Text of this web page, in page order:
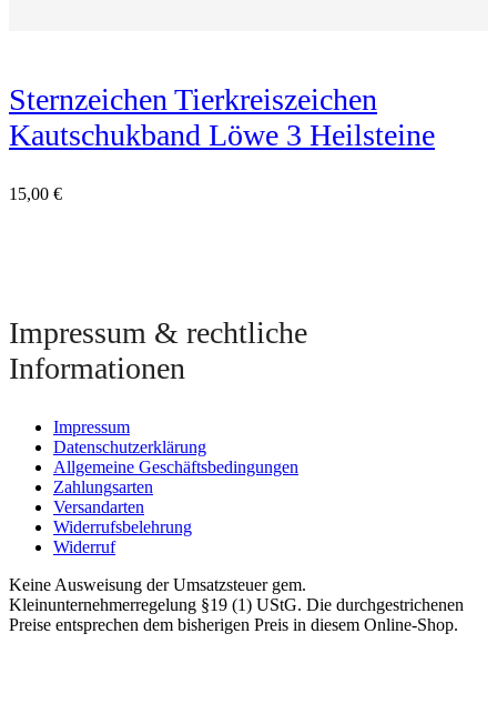
Sternzeichen Tierkreiszeichen
Kautschukband Löwe 3 Heilsteine
15,00 €
Impressum & rechtliche
Informationen
Impressum
Datenschutzerklärung
Allgemeine Geschäftsbedingungen
Zahlungsarten
Versandarten
Widerrufsbelehrung
Widerruf
Keine Ausweisung der Umsatzsteuer gem.
Kleinunternehmerregelung §19 (1) UStG. Die durchgestrichenen
Preise entsprechen dem bisherigen Preis in diesem Online-Shop.